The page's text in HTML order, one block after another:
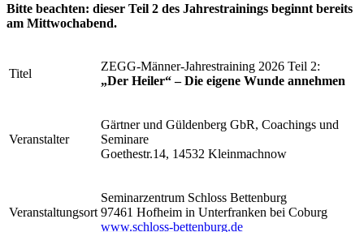
Bitte beachten: dieser Teil 2 des Jahrestrainings beginnt bereits
am Mittwochabend.
Titel
ZEGG-Männer-Jahrestraining 2026 Teil 2:
„Der Heiler“ – Die eigene Wunde annehmen
Veranstalter
Gärtner und Güldenberg GbR, Coachings und
Seminare
Goethestr.14, 14532 Kleinmachnow
Veranstaltungsort
Seminarzentrum Schloss Bettenburg
97461 Hofheim in Unterfranken bei Coburg
www.schloss-bettenburg.de